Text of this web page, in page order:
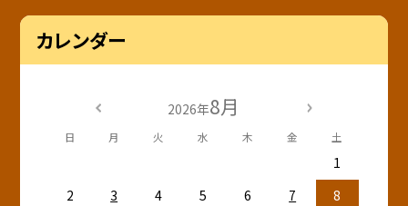
カレンダー
2026年8月
日 月 火 水 木 金 土
1
2
3 4 5 6 7
8